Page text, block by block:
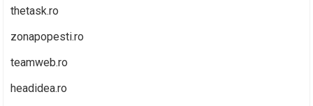
thetask.ro
zonapopesti.ro
teamweb.ro
headidea.ro